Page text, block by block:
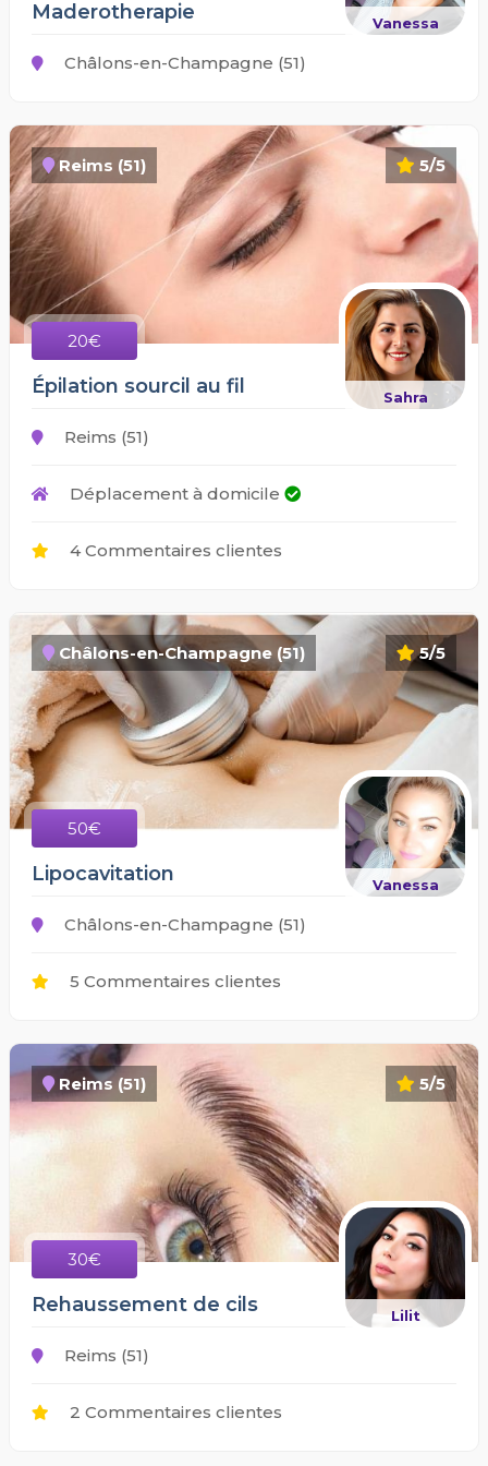
Vanessa
Maderotherapie
Châlons-en-Champagne (51)
5/5
Reims (51)
20€
Sahra
Épilation sourcil au fil
Reims (51)
Déplacement à domicile
4 Commentaires clientes
5/5
Châlons-en-Champagne (51)
50€
Vanessa
Lipocavitation
Châlons-en-Champagne (51)
5 Commentaires clientes
5/5
Reims (51)
30€
Lilit
Rehaussement de cils
Reims (51)
2 Commentaires clientes